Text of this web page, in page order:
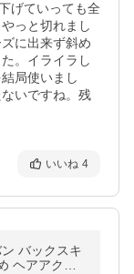
げていっても全
っと切れまし
に出来ず斜め
。イライラし
局使いまし
いですね。残
いいね 4
バックスキ
ヘアアクセ